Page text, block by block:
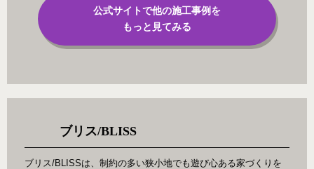
公式サイトで他の施工事例を
もっと見てみる
ブリス/BLISS
ブリス/BLISSは、制約の多い狭小地でも遊び心ある家づくりを